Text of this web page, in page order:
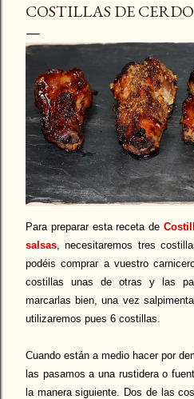
COSTILLAS DE
Para preparar esta receta de
salsas , necesitaremos tres
podéis comprar a vuestro
costillas unas de otras y las
marcarlas bien, una vez
utilizaremos pues 6 costillas.
Cuando están a medio hacer por
las pasamos a una rustidera o
la manera siguiente. Dos de las